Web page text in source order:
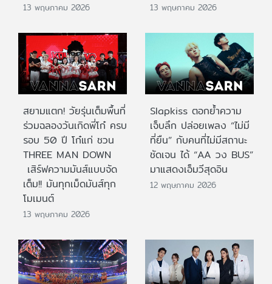
13 พฤษภาคม 2026 13 พฤษภาคม 2026
สยามแตก! วัยรุ่นเต็มพื้นที่
ร่วมฉลองวันเกิดพี่โก๋ ครบ
รอบ 50 ปี โก๋แก่ ชวน
THREE MAN DOWN
เสิร์ฟความมันส์แบบจัด
เต็ม!! มันทุกเม็ดมันส์ทุก
โมเมนต์
13 พฤษภาคม 2026
Slapkiss ตอกย้ำความ
เจ็บลึก ปล่อยเพลง “ไม่มี
ที่ยืน” กับคนที่ไม่มีสถานะ
ชัดเจน ได้ “AA วง BUS”
มาแสดงเอ็มวีสุดอิน
12 พฤษภาคม 2026